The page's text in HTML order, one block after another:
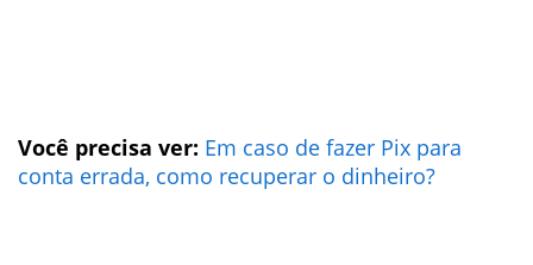
Você precisa ver: Em caso de fazer Pix para
conta errada, como recuperar o dinheiro?